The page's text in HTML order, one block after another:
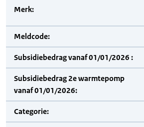
Merk:
Meldcode:
Subsidiebedrag vanaf 01/01/2026 :
Subsidiebedrag 2e warmtepomp
vanaf 01/01/2026:
Categorie: